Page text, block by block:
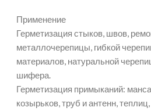
Применение
Герметизация стыков, швов,
металлочерепицы, гибкой
материалов, натуральной
шифера.
Герметизация примыканий:
козырьков, труб и антенн,